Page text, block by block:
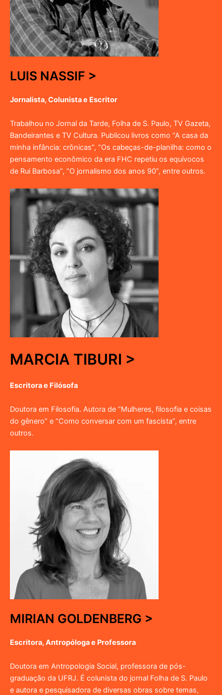
LUIS NASSIF >
Jornalista, Colunista e Escritor
Trabalhou no Jornal da Tarde, Folha de S. Paulo, TV Gazeta,
Bandeirantes e TV Cultura. Publicou livros como “A casa da
minha infância: crônicas”, “Os cabeças-de-planilha: como o
pensamento econômico da era FHC repetiu os equívocos
de Rui Barbosa”, “O jornalismo dos anos 90”, entre outros.
MARCIA TIBURI >
Escritora e Filósofa
Doutora em Filosofia. Autora de “Mulheres, filosofia e coisas
do gênero” e “Como conversar com um fascista”, entre
outros.
MIRIAN GOLDENBERG >
Escritora, Antropóloga e Professora
Doutora em Antropologia Social, professora de pós-
graduação da UFRJ. É colunista do jornal Folha de S. Paulo
e autora e pesquisadora de diversas obras sobre temas,